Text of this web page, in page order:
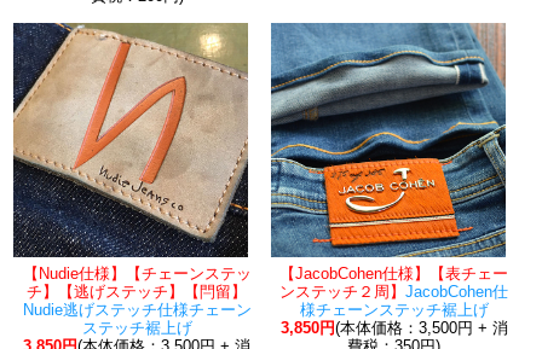
【Nudie仕様】【チェーンステッ
チ】【逃げステッチ】【閂留】
Nudie逃げステッチ仕様チェーン
ステッチ裾上げ
【JacobCohen仕様】【表チェー
ンステッチ２周】JacobCohen仕
様チェーンステッチ裾上げ
3,850円(本体価格：3,500円 + 消